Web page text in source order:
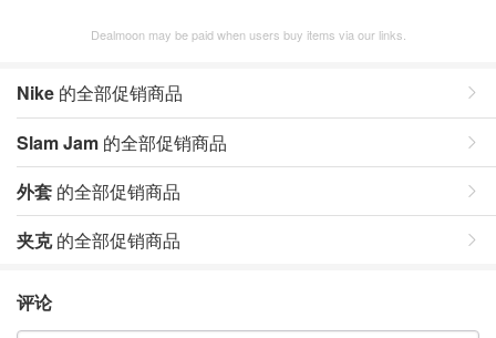
Dealmoon may be paid when users buy items via our links.
Nike 的全部促销商品
Slam Jam 的全部促销商品
外套 的全部促销商品
夹克的全部促销商品
评论